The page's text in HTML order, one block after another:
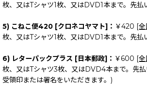
枚、又はTシャツ1枚、又はDVD1本まで。先払
5) こねこ便420 [クロネコヤマト]： ￥420 [
枚、又はTシャツ1枚、又はDVD1本まで。先払
6) レターパックプラス [日本郵政]： ￥600 [
枚、又はTシャツ3枚、又はDVD4本まで。先払
受領印または署名をいただきます。)